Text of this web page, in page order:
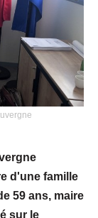
d'une famille
59 ans, maire
sur le